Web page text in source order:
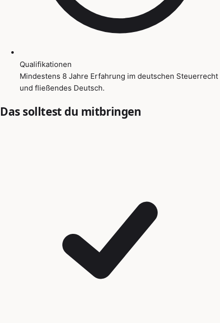
Qualifikationen
Mindestens 8 Jahre Erfahrung im deutschen Steuerrecht
und fließendes Deutsch.
Das solltest du mitbringen